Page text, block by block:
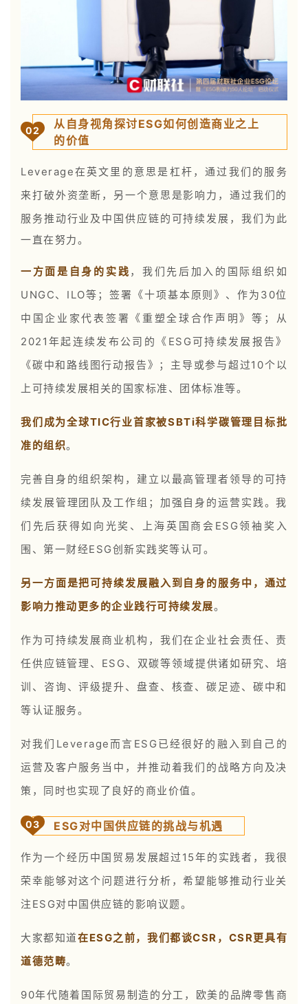
02
从自身视角探讨ESG如何创造商业之上
的价值
Leverage在英文里的意思是杠杆，通过我们的服务
来打破外资垄断，另一个意思是影响力，通过我们的
服务推动行业及中国供应链的可持续发展， 我们为此
一直在努力。
一方面是自身的实践 ，我们先后加入的国际组织如
UNGC、ILO等；签署《十项基本原则》、作为30位
中国企业家代表签署《重塑全球合作声明》等；从
2021年起连续发布公司的《ESG可持续发展报告》
《碳中和路线图行动报告》；主导或参与超过10个以
上可持续发展相关的国家标准、团体标准等。
我们成为全球TIC行业首家被SBTi科学碳管理目标批
准的组织。
完善自身的组织架构，建立以最高管理者领导的可持
续发展管理团队及工作组；加强自身的运营实践。我
们先后获得如向光奖、上海英国商会ESG领袖奖入
围、第一财经ESG创新实践奖等认可。
另一方面是把可持续发展融入到自身的服务中，通过
影响力推动更多的企业践行可持续发展。
作为可持续发展商业机构，我们在企业社会责任、责
任供应链管理、ESG、双碳等领域提供诸如研究、培
训、咨询、评级提升、盘查、核查、碳足迹、碳中和
等认证服务。
对我们Leverage而言ESG已经很好的融入到自己的
运营及客户服务当中，并推动着我们的战略方向及决
策，同时也实现了良好的商业价值。
03 ESG对中国供应链的挑战与机遇
作为一个经历中国贸易发展超过15年的实践者，我很
荣幸能够对这个问题进行分析，希望能够推动行业关
注ESG对中国供应链的影响议题。
大家都知道在ESG之前，我们都谈CSR，CSR更具有
道德范畴。
90年代随着国际贸易制造的分工，欧美的品牌零售商